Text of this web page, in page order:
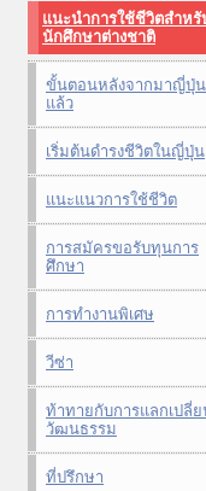
แนะนำการใช้ชีวิตสำหรั
นักศึกษาต่างชาติ
ขั้นตอนหลังจากมาญี่ปุ่น
แล้ว
เริ่มต้นดำรงชีวิตในญี่ปุ่น
แนะแนวการใช้ชีวิต
การสมัครขอรับทุนการ
ศึกษา
การทำงานพิเศษ
วีซ่า
ท้าทายกับการแลกเปลี่
วัฒนธรรม
ที่ปรึกษา